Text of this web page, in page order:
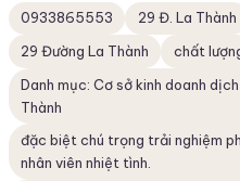
0933865553 29 Đ. La Thành
29 Đường La Thành
chất
Danh mục: Cơ sở kinh doanh
Thành
đặc biệt chú trọng trải nghiệm
nhân viên nhiệt tình.